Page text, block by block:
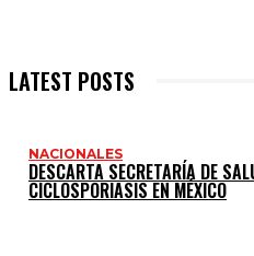
LATEST POSTS
NACIONALES
DESCARTA SECRETARÍA DE
CICLOSPORIASIS EN MÉXICO